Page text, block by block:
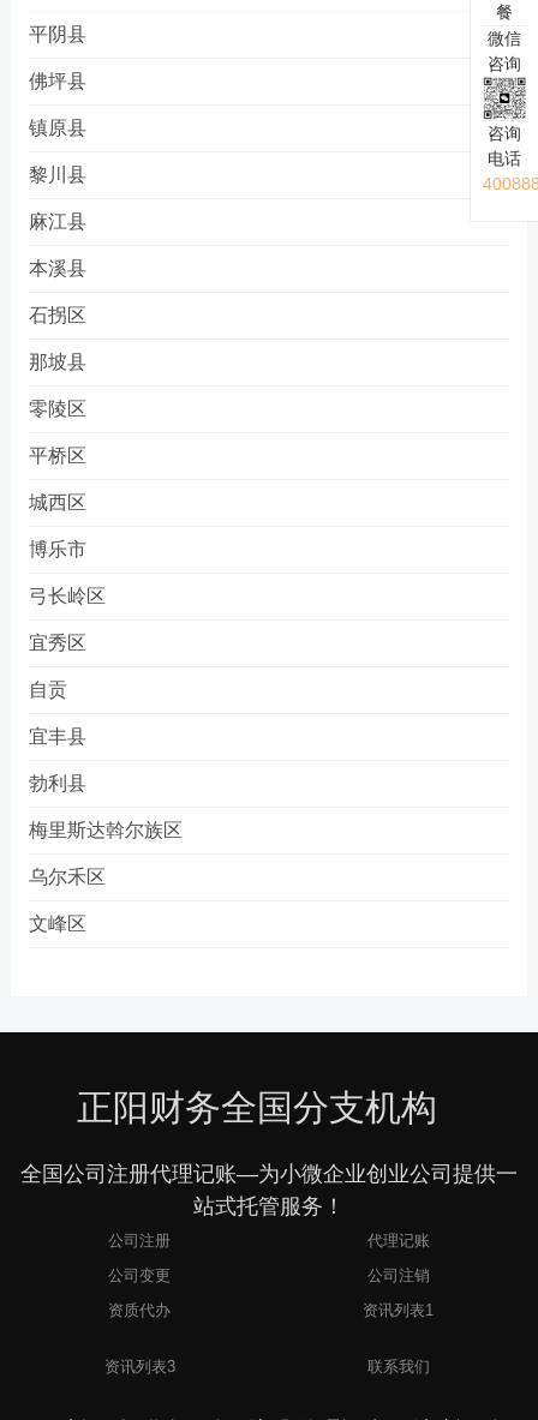
平阴县
佛坪县
镇原县
黎川县
麻江县
本溪县
石拐区
那坡县
零陵区
平桥区
城西区
博乐市
弓长岭区
宜秀区
自贡
宜丰县
勃利县
梅里斯达斡尔族区
乌尔禾区
文峰区
餐
微信
咨询
咨询
电话
正阳财务全国分支机构
全国公司注册代理记账—为小微企业创业公司提供一
站式托管服务！
公司注册
代理记账
公司变更
公司注销
资质代办
资讯列表1
资讯列表3
联系我们